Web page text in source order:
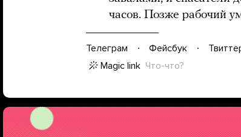
часов. Позже рабочий
Телеграм Фейсбук
Magic link Что-что?